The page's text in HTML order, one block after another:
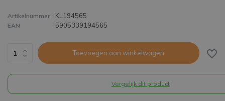
Artikelnummer KL194565
EAN 5905339194565
Toevoegen aan winkelwagen
Vergelijk dit product